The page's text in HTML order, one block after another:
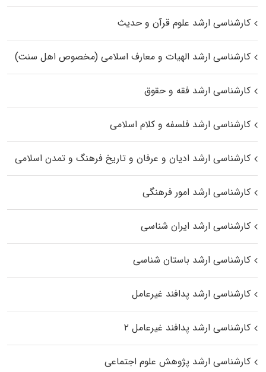
کارشناسی ارشد علوم قرآن و حدیث
کارشناسی ارشد الهیات و معارف اسلامی (مخصوص اهل سنت)
کارشناسی ارشد فقه و حقوق
کارشناسی ارشد فلسفه و کلام اسلامی
کارشناسی ارشد ادیان و عرفان و تاریخ فرهنگ و تمدن اسلامی
کارشناسی ارشد امور فرهنگی
کارشناسی ارشد ایران شناسی
کارشناسی ارشد باستان شناسی
کارشناسی ارشد پدافند غیرعامل
کارشناسی ارشد پدافند غیرعامل ۲
کارشناسی ارشد پژوهش علوم اجتماعی